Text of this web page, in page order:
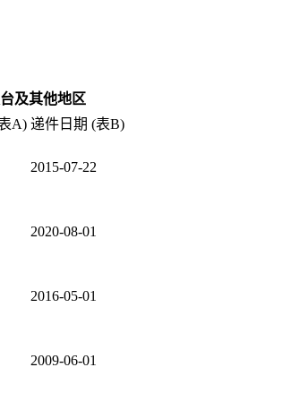
及其他地区
A) 递件日期 (表B)
2015-07-22
2020-08-01
2016-05-01
2009-06-01